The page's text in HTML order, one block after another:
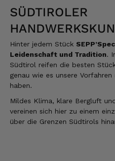
SÜDTIROLER
Hinter jedem Stück
Leidenschaft und Tradition.
Südtirol reifen die besten
genau wie es unsere
haben.
Mildes Klima, klare Bergluft
vereinen sich hier zu einem
über die Grenzen Südtirols